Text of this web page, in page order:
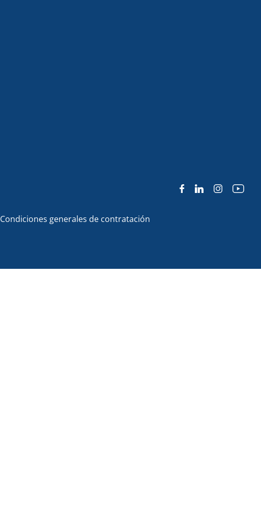
Condiciones generales de contratación